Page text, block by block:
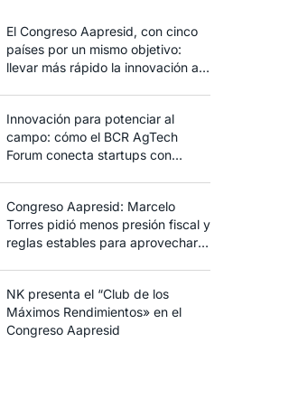
El Congreso Aapresid, con cinco
países por un mismo objetivo:
llevar más rápido la innovación al
Innovación para potenciar al
campo: cómo el BCR AgTech
Forum conecta startups con
Congreso Aapresid: Marcelo
Torres pidió menos presión fiscal y
reglas estables para aprovechar
NK presenta el “Club de los
Máximos Rendimientos» en el
Congreso Aapresid